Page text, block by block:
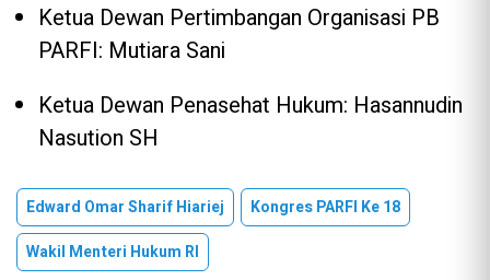
Ketua Dewan Pertimbangan Organisasi PB
PARFI: Mutiara Sani
Ketua Dewan Penasehat Hukum: Hasannudin
Nasution SH
Edward Omar Sharif Hiariej
Kongres PARFI Ke 18
Wakil Menteri Hukum RI